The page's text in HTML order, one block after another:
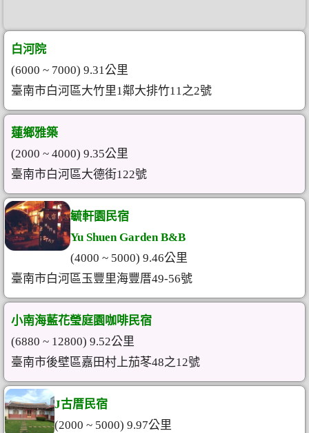
白河院
(6000 ~ 7000) 9.31公里
臺南市白河區大竹里1鄰大排竹11之2號
蓮鄉雅築
(2000 ~ 4000) 9.35公里
臺南市白河區大德街122號
毓軒園民宿
Yu Shuen Garden B&B
(4000 ~ 5000) 9.46公里
臺南市白河區玉豐里海豐厝49-56號
小南海藍花瑩庭園咖啡民宿
(6880 ~ 12800) 9.52公里
臺南市後壁區嘉田村上茄苳48之12號
J古厝民宿
(2000 ~ 5000) 9.97公里